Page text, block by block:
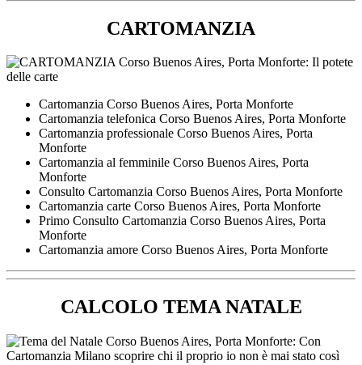
CARTOMANZIA
Cartomanzia ​Corso Buenos Aires,​ Porta Monforte
Cartomanzia telefonica ​Corso Buenos Aires,​ Porta Monforte
Cartomanzia professionale ​Corso Buenos Aires,​ Porta
Monforte
Cartomanzia al femminile ​Corso Buenos Aires,​ Porta
Monforte
Consulto Cartomanzia ​Corso Buenos Aires,​ Porta Monforte
Cartomanzia carte ​Corso Buenos Aires,​ Porta Monforte
Primo Consulto Cartomanzia ​Corso Buenos Aires,​ Porta
Monforte
Cartomanzia amore ​Corso Buenos Aires,​ Porta Monforte
CALCOLO TEMA NATALE